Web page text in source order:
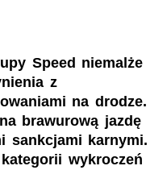
Speed niemalże
z
na drodze.
brawurową jazdę
sankcjami karnymi.
wykroczeń